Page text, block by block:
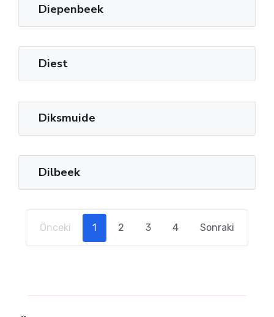
Diepenbeek
Diest
Diksmuide
Dilbeek
Önceki 1 2 3 4 Sonraki